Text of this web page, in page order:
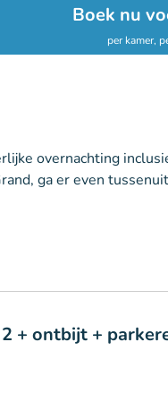
Boek nu
per kamer,
overnachting
ga er even
+ ontbijt +